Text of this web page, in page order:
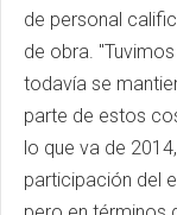
de personal
de obra.
todavía se
parte de estos
lo que va de
participación del